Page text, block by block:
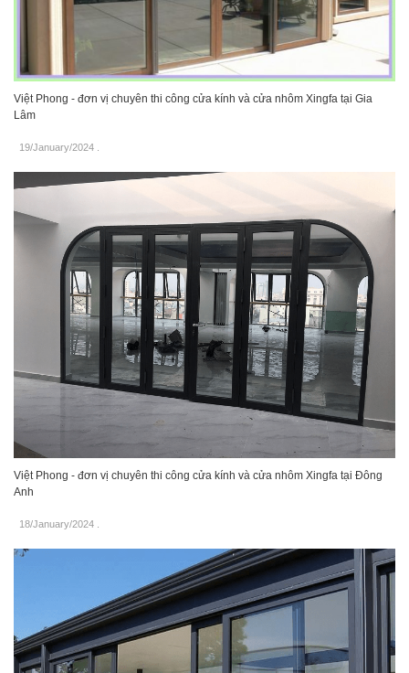
Việt Phong - đơn vị chuyên thi công cửa kính và cửa nhôm Xingfa tại Gia
Lâm
19/January/2024
Việt Phong - đơn vị chuyên thi công cửa kính và cửa nhôm Xingfa tại Đông
Anh
18/January/2024